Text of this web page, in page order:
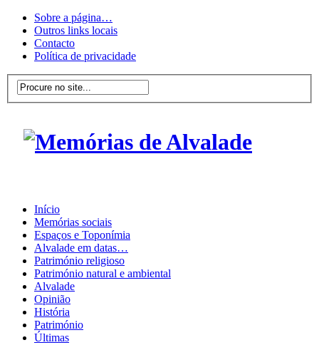
Sobre a página…
Outros links locais
Contacto
Política de privacidade
Início
Memórias sociais
Espaços e Toponímia
Alvalade em datas…
Património religioso
Património natural e ambiental
Alvalade
Opinião
História
Património
Últimas